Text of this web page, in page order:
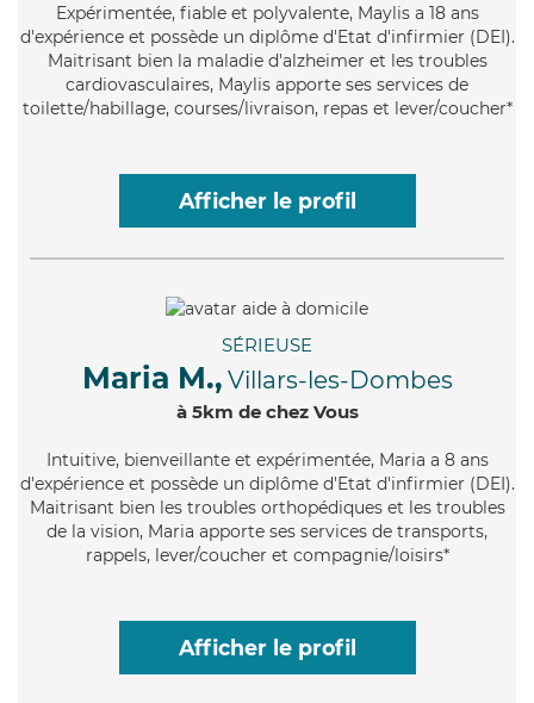
Expérimentée, fiable et polyvalente, Maylis a 18 ans
d'expérience et possède un diplôme d'Etat d'infirmier (DEI).
Maitrisant bien la maladie d'alzheimer et les troubles
cardiovasculaires, Maylis apporte ses services de
toilette/habillage, courses/livraison, repas et lever/coucher*
Afficher le profil
SÉRIEUSE
Maria M., Villars-les-Dombes
à 5km de chez Vous
Intuitive, bienveillante et expérimentée, Maria a 8 ans
d'expérience et possède un diplôme d'Etat d'infirmier (DEI).
Maitrisant bien les troubles orthopédiques et les troubles
de la vision, Maria apporte ses services de transports,
rappels, lever/coucher et compagnie/loisirs*
Afficher le profil